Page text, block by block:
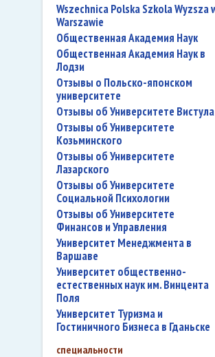
Wszechnica Polska Szkola Wyzsza w
Warszawie
Общественная Академия Наук
Общественная Академия Наук в
Лодзи
Отзывы о Польско-японском
университете
Отзывы об Университете Вистула
Отзывы об Университете
Козьминского
Отзывы об Университете
Лазарского
Отзывы об Университете
Социальной Психологии
Отзывы об Университете
Финансов и Управления
Университет Менеджмента в
Варшаве
Университет общественно-
естественных наук им. Винцента
Поля
Университет Туризма и
Гостиничного Бизнеса в Гданьске
специальности